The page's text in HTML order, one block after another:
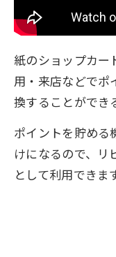
紙のショップカー
用・来店などでポ
換することができ
ポイントを貯める
けになるので、リ
として利用できま